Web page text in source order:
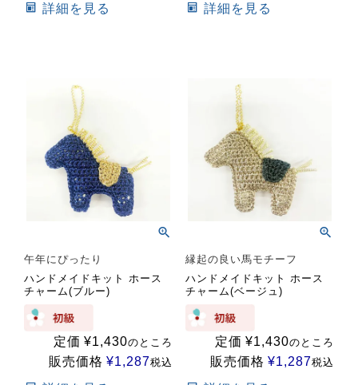
詳細を見る 詳細を見る
午年にぴったり
ハンドメイドキット ホース
チャーム(ブルー)
定価 ¥1,430のところ
販売価格 ¥1,287税込
縁起の良い馬モチーフ
ハンドメイドキット ホース
チャーム(ベージュ)
定価 ¥1,430のところ
販売価格 ¥1,287税込